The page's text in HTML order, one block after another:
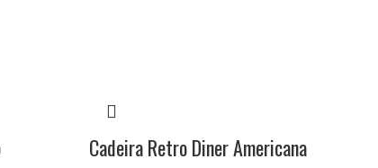
Cadeira Retro Diner Americana